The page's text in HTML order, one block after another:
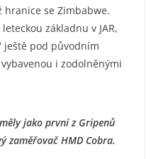
hranice se Zimbabwe.
základnu v JAR,
ještě pod původním
i zodolněnými
jako první z Gripenů
zaměřovač HMD Cobra.